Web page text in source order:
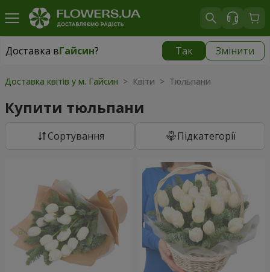
Доставка вГайсин? Так Змінити
Доставка вГайсин
Доставка квітів у м. Гайсин > Квіти > Тюльпани
Купити тюльпани
Сортування Підкатегорії